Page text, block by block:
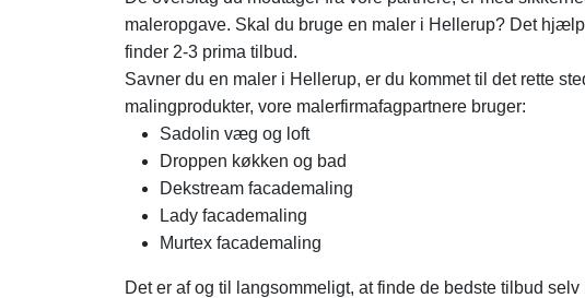
maleropgave. Skal du bruge en maler i Hellerup? Det
finder 2-3 prima tilbud.
Savner du en maler i Hellerup, er du kommet til det rette
malingprodukter, vore malerfirmafagpartnere bruger:
Sadolin væg og loft
Droppen køkken og bad
Dekstream facademaling
Lady facademaling
Murtex facademaling
Det er af og til langsommeligt, at finde de bedste tilbud